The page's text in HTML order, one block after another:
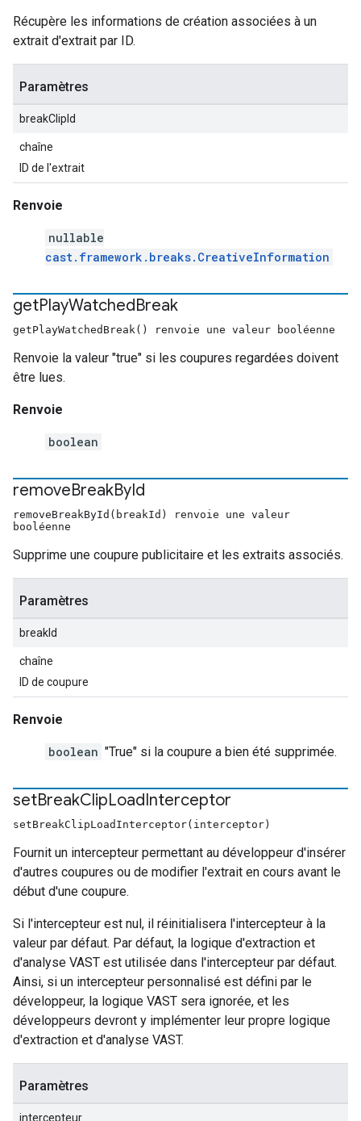
Récupère les informations de création associées à un
extrait d'extrait par ID.
Paramètres
breakClipId
chaîne
ID de l'extrait
Renvoie
nullable
cast.framework.breaks.CreativeInformation
getPlayWatchedBreak
getPlayWatchedBreak() renvoie une valeur booléenne
Renvoie la valeur "true" si les coupures regardées doivent
être lues.
Renvoie
boolean
removeBreakById
removeBreakById(breakId) renvoie une valeur
booléenne
Supprime une coupure publicitaire et les extraits associés.
Paramètres
breakId
chaîne
ID de coupure
Renvoie
boolean "True" si la coupure a bien été supprimée.
setBreakClipLoadInterceptor
setBreakClipLoadInterceptor(interceptor)
Fournit un intercepteur permettant au développeur d'insérer
d'autres coupures ou de modifier l'extrait en cours avant le
début d'une coupure.
Si l'intercepteur est nul, il réinitialisera l'intercepteur à la
valeur par défaut. Par défaut, la logique d'extraction et
d'analyse VAST est utilisée dans l'intercepteur par défaut.
Ainsi, si un intercepteur personnalisé est défini par le
développeur, la logique VAST sera ignorée, et les
développeurs devront y implémenter leur propre logique
d'extraction et d'analyse VAST.
Paramètres
intercepteur